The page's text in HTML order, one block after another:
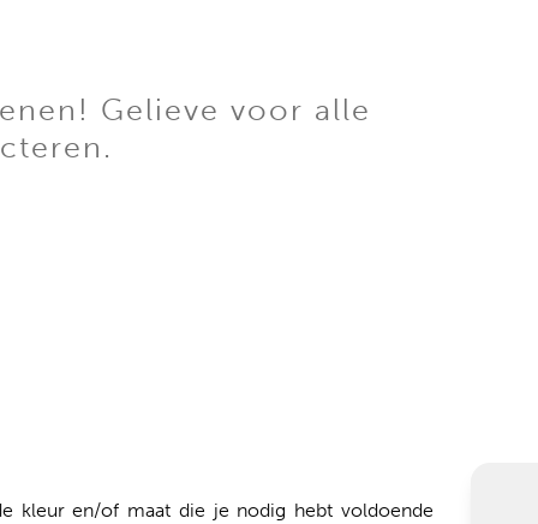
Gelieve voor alle
kleur en/of maat die je nodig hebt voldoende